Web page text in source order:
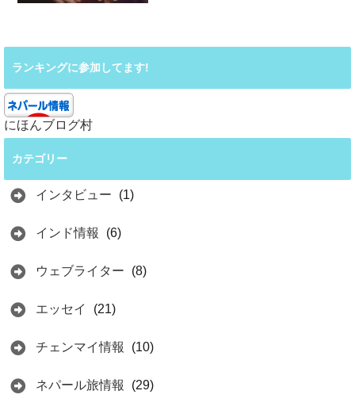
ランキングに参加してます!
にほんブログ村
カテゴリー
インタビュー (1)
インド情報 (6)
ウェブライター (8)
エッセイ (21)
チェンマイ情報 (10)
ネパール旅情報 (29)